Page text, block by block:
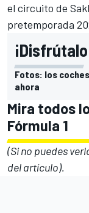
el circuito de
pretemporada
Fotos: los
ahora
Mira todos
Fórmula 1
(Si no puedes
del artículo).